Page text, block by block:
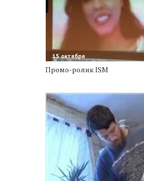
15 октября
Промо-ролик ISM